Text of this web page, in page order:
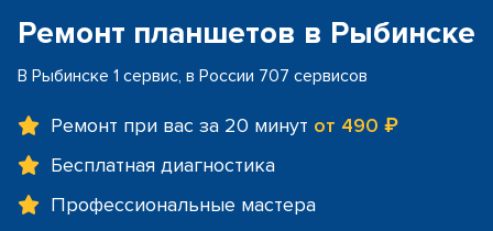
Ремонт планшетов в Рыбинске
В Рыбинске 1 сервис, в России 707 сервисов
Ремонт при вас за 20 минут от 490 ₽
Бесплатная диагностика
Профессиональные мастера